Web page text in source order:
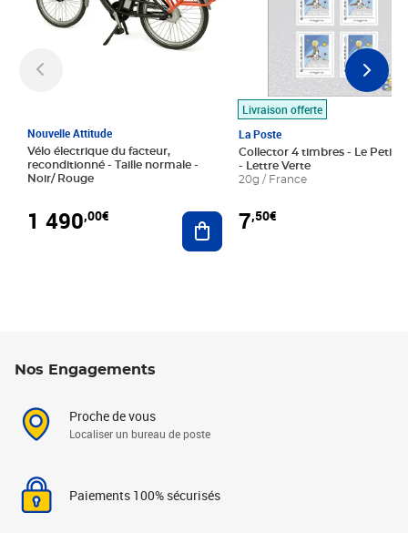
Nouvelle Attitude
Vélo électrique du facteur,
reconditionné - Taille normale -
Noir/ Rouge
1 490,00€ Ajouter au panier
Livraison offerte
La Poste
Collector 4 timbres - Le Petit
- Lettre Verte
20g / France
7,50€
Nos Engagements
Proche de vous
Localiser un bureau de poste
Paiements 100% sécurisés